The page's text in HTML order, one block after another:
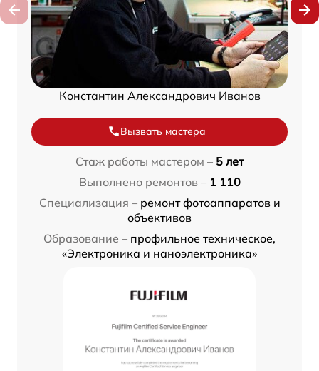
Константин Александрович Иванов
Вызвать мастера
Стаж работы мастером – 5 лет
Выполнено ремонтов – 1 110
Специализация – ремонт фотоаппаратов и
объективов
Образование – профильное техническое,
«Электроника и наноэлектроника»